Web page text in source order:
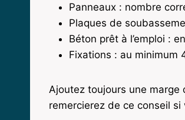
Panneaux : nombre
Plaques de
Béton prêt à l’emploi :
Fixations : au minimum
Ajoutez toujours une marge
remercierez de ce conseil